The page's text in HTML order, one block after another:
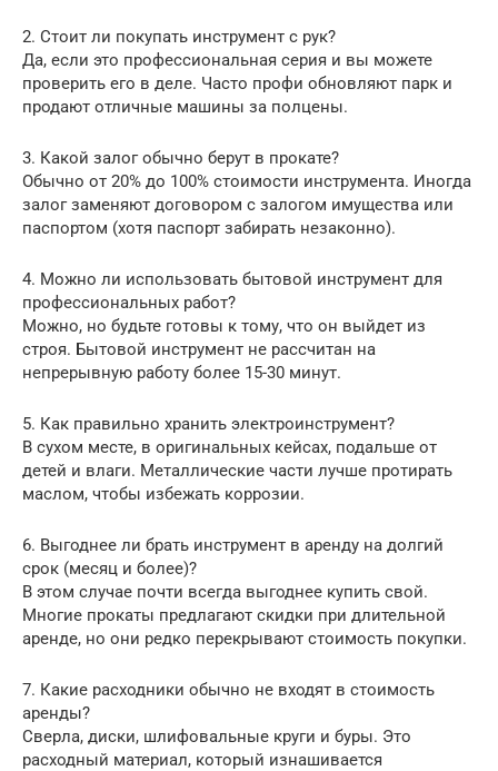
2. Стоит ли покупать инструмент с рук?
Да, если это профессиональная серия и вы можете
проверить его в деле. Часто профи обновляют парк и
продают отличные машины за полцены.
3. Какой залог обычно берут в прокате?
Обычно от 20% до 100% стоимости инструмента. Иногда
залог заменяют договором с залогом имущества или
паспортом (хотя паспорт забирать незаконно).
4. Можно ли использовать бытовой инструмент для
профессиональных работ?
Можно, но будьте готовы к тому, что он выйдет из
строя. Бытовой инструмент не рассчитан на
непрерывную работу более 15-30 минут.
5. Как правильно хранить электроинструмент?
В сухом месте, в оригинальных кейсах, подальше от
детей и влаги. Металлические части лучше протирать
маслом, чтобы избежать коррозии.
6. Выгоднее ли брать инструмент в аренду на долгий
срок (месяц и более)?
В этом случае почти всегда выгоднее купить свой.
Многие прокаты предлагают скидки при длительной
аренде, но они редко перекрывают стоимость покупки.
7. Какие расходники обычно не входят в стоимость
аренды?
Сверла, диски, шлифовальные круги и буры. Это
расходный материал, который изнашивается